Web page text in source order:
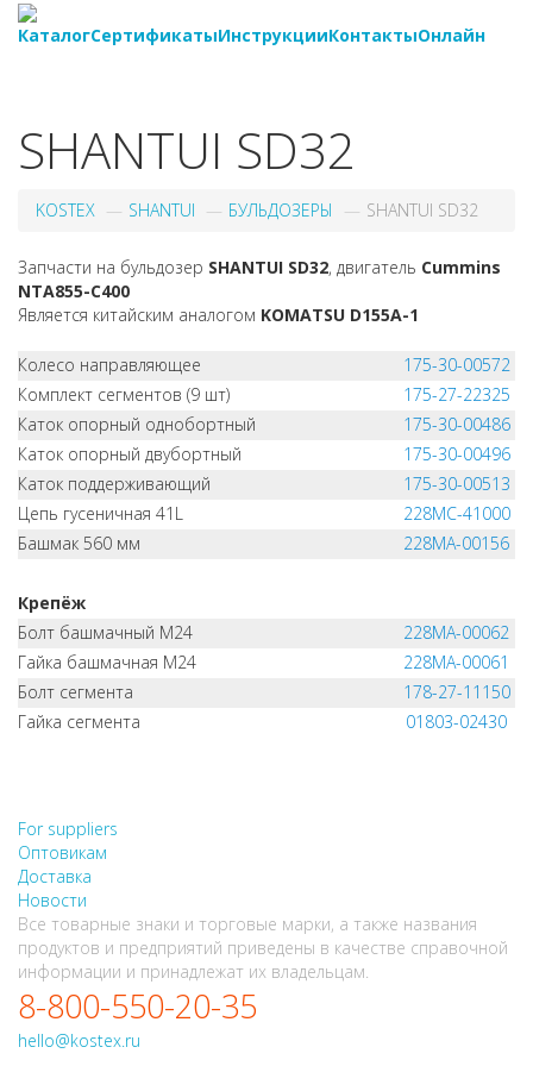
КаталогСертификатыИнструкцииКонтактыОнлайн
SHANTUI SD32
KOSTEX SHANTUI БУЛЬДОЗЕРЫ SHANTUI SD32
Запчасти на бульдозер SHANTUI SD32, двигатель Cummins
NTA855-C400
Является китайским аналогом KOMATSU D155A-1
Колесо направляющее
175-30-00572
Комплект сегментов (9 шт)
175-27-22325
Каток опорный однобортный
175-30-00486
Каток опорный двубортный
175-30-00496
Каток поддерживающий
175-30-00513
Цепь гусеничная 41L
228MC-41000
Башмак 560 мм
228MA-00156
Крепёж
Болт башмачный M24
228MA-00062
Гайка башмачная M24
228MA-00061
Болт сегмента
178-27-11150
Гайка сегмента
01803-02430
For suppliers
Оптовикам
Доставка
Новости
Все товарные знаки и торговые марки, а также названия
продуктов и предприятий приведены в качестве справочной
информации и принадлежат их владельцам.
8-800-550-20-35
hello@kostex.ru